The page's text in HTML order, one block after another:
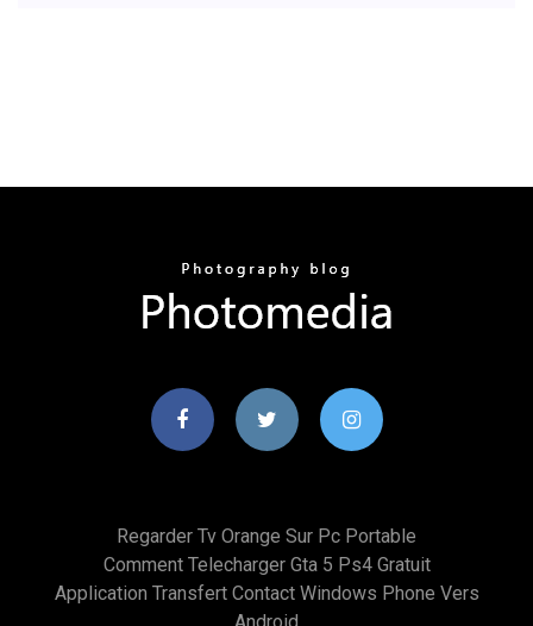
Regarder Tv Orange Sur Pc Portable
Comment Telecharger Gta 5 Ps4 Gratuit
Application Transfert Contact Windows Phone Vers